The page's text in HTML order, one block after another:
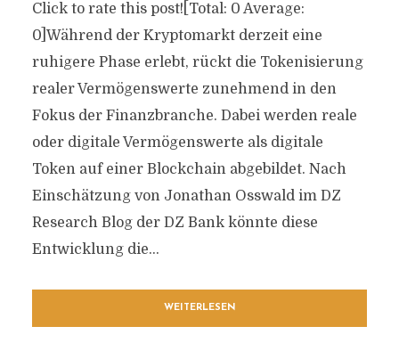
Click to rate this post![Total: 0 Average:
0]Während der Kryptomarkt derzeit eine
ruhigere Phase erlebt, rückt die Tokenisierung
realer Vermögenswerte zunehmend in den
Fokus der Finanzbranche. Dabei werden reale
oder digitale Vermögenswerte als digitale
Token auf einer Blockchain abgebildet. Nach
Einschätzung von Jonathan Osswald im DZ
Research Blog der DZ Bank könnte diese
Entwicklung die...
WEITERLESEN